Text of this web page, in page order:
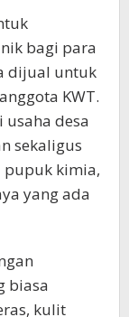
bagi para
dijual untuk
KWT.
desa
sekaligus
pupuk kimia,
yang ada
biasa
kulit